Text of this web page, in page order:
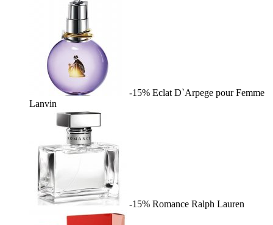
-15% Eclat D`Arpege pour Femme
Lanvin
-15% Romance Ralph Lauren